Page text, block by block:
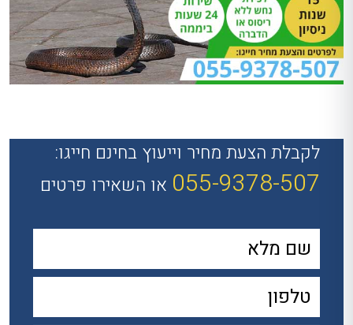
לקבלת הצעת מחיר וייעוץ בחינם חייגו:
055-9378-507 או השאירו פרטים